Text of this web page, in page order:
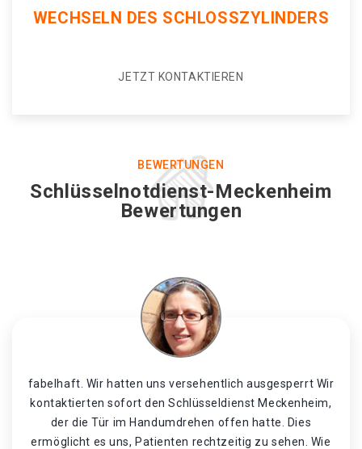
WECHSELN DES SCHLOSSZYLINDERS
JETZT KONTAKTIEREN
BEWERTUNGEN
Schlüsselnotdienst-Meckenheim
Bewertungen
fabelhaft. Wir hatten uns versehentlich ausgesperrt Wir
kontaktierten sofort den Schlüsseldienst Meckenheim,
der die Tür im Handumdrehen offen hatte. Dies
ermöglicht es uns, Patienten rechtzeitig zu sehen. Wie